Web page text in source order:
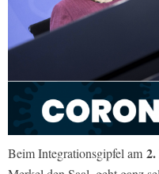
Beim Integrationsgipfel am